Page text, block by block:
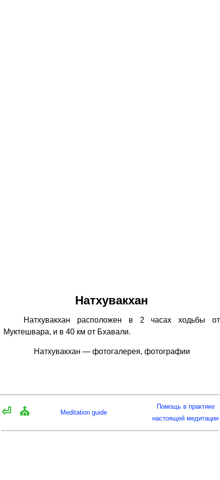
Натхувакхан
Натхувакхан расположен в 2 часах ходьбы от
Муктешвара, и в 40 км от Бхавали.
Натхувакхан — фотогалерея, фотографии
⏎ ⛪ Meditation guide
Помощь в практике
настоящей медитации